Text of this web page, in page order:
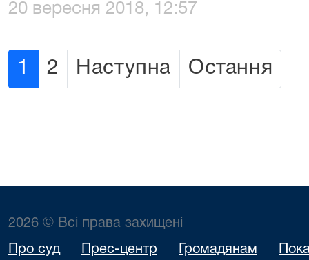
20 вересня 2018, 12:57
1 2 Наступна Остання
2026 © Всі права захищені
Про суд Прес-центр Громадянам